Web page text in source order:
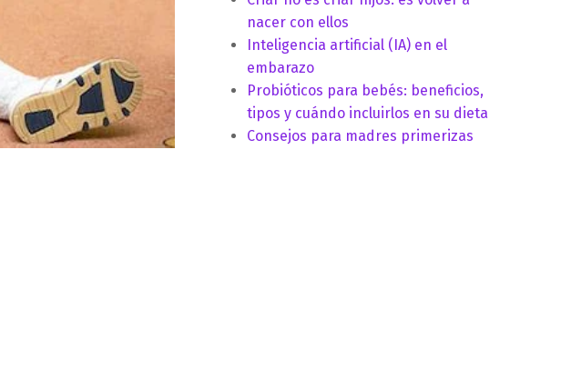
nacer con ellos
Inteligencia artificial (IA) en el
embarazo
Probióticos para bebés: beneficios,
tipos y cuándo incluirlos en su dieta
Consejos para madres primerizas